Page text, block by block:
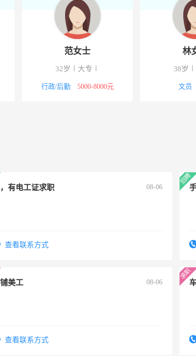
-云南富宁
司
范女士
32岁 大专
行政/后勤 5000-8000元
林
38岁
文员
有电工证求职 08-06
查看联系方式
美工 08-06
查看联系方式